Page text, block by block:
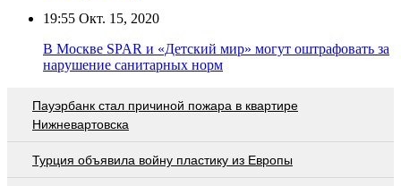
19:55 Окт. 15, 2020
В Москве SPAR и «Детский мир» могут оштрафовать за
нарушение санитарных норм
Пауэрбанк стал причиной пожара в квартире
Нижневартовска
Турция объявила войну пластику из Европы